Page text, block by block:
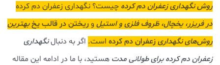
روش نگهداری زعفران دم کرده چیست؟ نگهداری زعفران دم کرده
در فریزر، یخچال، ظروف فلزی و استیل وریختن در قالب یخبهترین
روش‌های نگهداریزعفران دم کرده است. اگر به دنبالنگهداری
زعفران دم کرده برای طولانی مدت هستید، با ما در ادامه این مقاله